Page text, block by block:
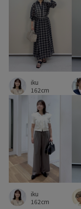
iku
162cm
iku
162cm